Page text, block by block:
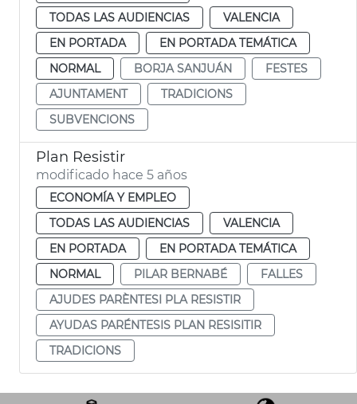
TODAS LAS AUDIENCIAS
VALENCIA
EN PORTADA
EN PORTADA TEMÁTICA
NORMAL
BORJA SANJUÁN
FESTES
AJUNTAMENT
TRADICIONS
SUBVENCIONS
Plan Resistir
modificado hace 5 años
ECONOMÍA Y EMPLEO
TODAS LAS AUDIENCIAS
VALENCIA
EN PORTADA
EN PORTADA TEMÁTICA
NORMAL
PILAR BERNABÉ
FALLES
AJUDES PARÈNTESI PLA RESISTIR
AYUDAS PARÉNTESIS PLAN RESISITIR
TRADICIONS